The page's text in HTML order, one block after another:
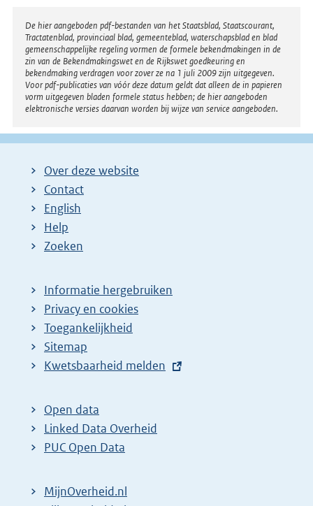
Disclaimer
De hier aangeboden pdf-bestanden van het Staatsblad, Staatscourant,
Tractatenblad, provinciaal blad, gemeenteblad, waterschapsblad en blad
gemeenschappelijke regeling vormen de formele bekendmakingen in de
zin van de Bekendmakingswet en de Rijkswet goedkeuring en
bekendmaking verdragen voor zover ze na 1 juli 2009 zijn uitgegeven.
Voor pdf-publicaties van vóór deze datum geldt dat alleen de in papieren
vorm uitgegeven bladen formele status hebben; de hier aangeboden
elektronische versies daarvan worden bij wijze van service aangeboden.
Over deze website
Contact
English
Help
Zoeken
Informatie hergebruiken
Privacy en cookies
Toegankelijkheid
Sitemap
E
t
e
r
l
Kwetsbaarheid melden
Open data
Linked Data Overheid
PUC Open Data
MijnOverheid.nl